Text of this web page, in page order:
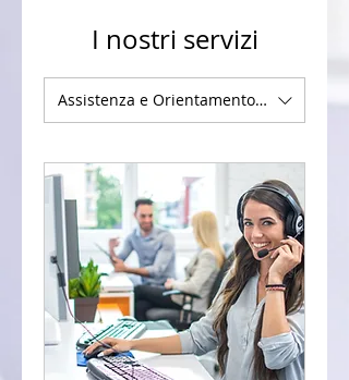
I nostri servizi
Assistenza e Orientamento PO